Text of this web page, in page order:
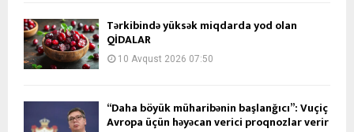
Tərkibində yüksək miqdarda yod olan
QİDALAR
10 Avqust 2026 07:50
“Daha böyük müharibənin başlanğıcı”: Vuçiç
Avropa üçün həyəcan verici proqnozlar verir